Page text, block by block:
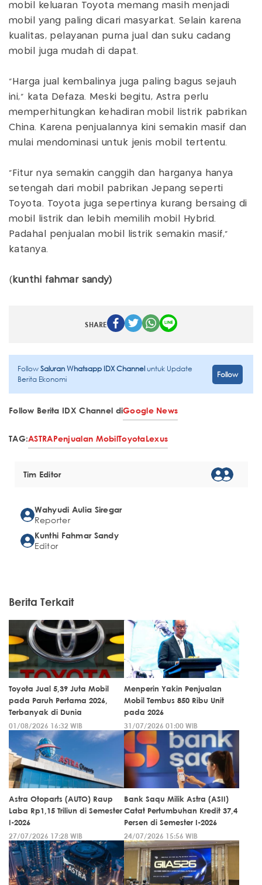
mobil keluaran Toyota memang masih menjadi
mobil yang paling dicari masyarkat. Selain karena
kualitas, pelayanan purna jual dan suku cadang
mobil juga mudah di dapat.
"Harga jual kembalinya juga paling bagus sejauh
ini," kata Defaza. Meski begitu, Astra perlu
memperhitungkan kehadiran mobil listrik pabrikan
China. Karena penjualannya kini semakin masif dan
mulai mendominasi untuk jenis mobil tertentu.
"Fitur nya semakin canggih dan harganya hanya
setengah dari mobil pabrikan Jepang seperti
Toyota. Toyota juga sepertinya kurang bersaing di
mobil listrik dan lebih memilih mobil Hybrid.
Padahal penjualan mobil listrik semakin masif,"
katanya.
( kunthi fahmar sandy)
SHARE
FollowSaluran Whatsapp IDX Channeluntuk Update
Berita Ekonomi
Follow
Follow Berita IDX Channel diGoogle News
TAG:ASTRAPenjualan MobilToyotaLexus
Tim Editor
Wahyudi Aulia Siregar
Reporter
Kunthi Fahmar Sandy
Editor
Berita Terkait
Toyota Jual 5,39 Juta Mobil
pada Paruh Pertama 2026,
Terbanyak di Dunia
01/08/2026 16:32 WIB
Menperin Yakin Penjualan
Mobil Tembus 850 Ribu Unit
pada 2026
31/07/2026 01:00 WIB
Astra Otoparts (AUTO) Raup
Laba Rp1,15 Triliun di Semester
I-2026
27/07/2026 17:28 WIB
Bank Saqu Milik Astra (ASII)
Catat Pertumbuhan Kredit 37,4
Persen di Semester I-2026
24/07/2026 15:56 WIB